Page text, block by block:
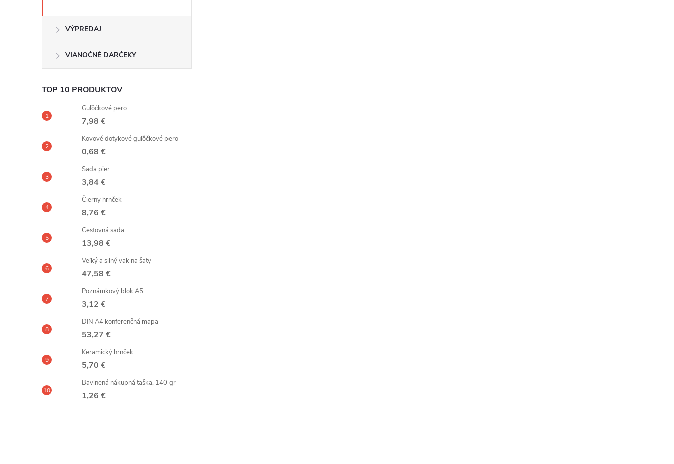
VÝPREDAJ
VIANOČNÉ DARČEKY
TOP 10 PRODUKTOV
Guľôčkové pero
7,98 €
Kovové dotykové guľôčkové pero
0,68 €
Sada pier
3,84 €
Čierny hrnček
8,76 €
Cestovná sada
13,98 €
Veľký a silný vak na šaty
47,58 €
Poznámkový blok A5
3,12 €
DIN A4 konferenčná mapa
53,27 €
Keramický hrnček
5,70 €
Bavlnená nákupná taška, 140 gr
1,26 €